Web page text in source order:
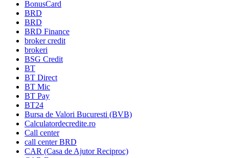
BonusCard
BRD
BRD
BRD Finance
broker credit
brokeri
BSG Credit
BT
BT Direct
BT Mic
BT Pay
BT24
Bursa de Valori Bucuresti (BVB)
Calculatordecredite.ro
Call center
call center BRD
CAR (Casa de Ajutor Reciproc)